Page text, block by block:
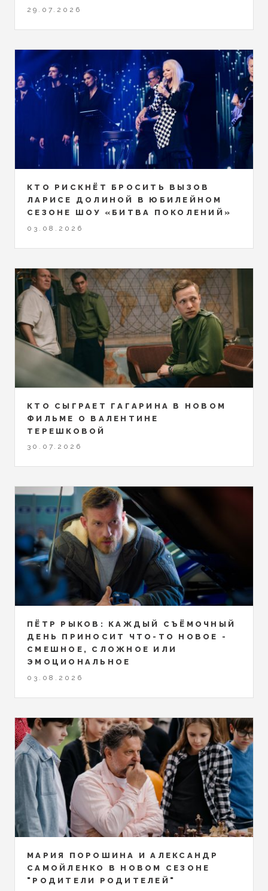
29.07.2026
КТО РИСКНЁТ БРОСИТЬ ВЫЗОВ
ЛАРИСЕ ДОЛИНОЙ В ЮБИЛЕЙНОМ
СЕЗОНЕ ШОУ «БИТВА ПОКОЛЕНИЙ»
03.08.2026
КТО СЫГРАЕТ ГАГАРИНА В НОВОМ
ФИЛЬМЕ О ВАЛЕНТИНЕ
ТЕРЕШКОВОЙ
30.07.2026
ПЁТР РЫКОВ: КАЖДЫЙ СЪЁМОЧНЫЙ
ДЕНЬ ПРИНОСИТ ЧТО-ТО НОВОЕ -
СМЕШНОЕ, СЛОЖНОЕ ИЛИ
ЭМОЦИОНАЛЬНОЕ
03.08.2026
МАРИЯ ПОРОШИНА И АЛЕКСАНДР
САМОЙЛЕНКО В НОВОМ СЕЗОНЕ
"РОДИТЕЛИ РОДИТЕЛЕЙ"